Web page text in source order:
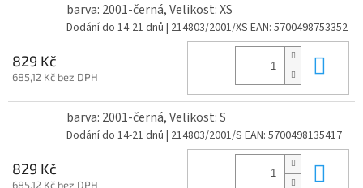
barva: 2001-černá, Velikost: XS
Dodání do 14-21 dnů | 214803/2001/XS EAN: 5700498753352
829 Kč
685,12 Kč bez DPH
barva: 2001-černá, Velikost: S
Dodání do 14-21 dnů | 214803/2001/S EAN: 5700498135417
829 Kč
685,12 Kč bez DPH